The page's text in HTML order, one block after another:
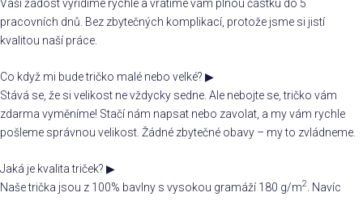
Vaši žádost vyřídíme rychle a vrátíme vám plnou částku do 5
pracovních dnů. Bez zbytečných komplikací, protože jsme si jistí
kvalitou naší práce.
Co když mi bude tričko malé nebo velké? ▶
Stává se, že si velikost ne vždycky sedne. Ale nebojte se, tričko vám
zdarma vyměníme! Stačí nám napsat nebo zavolat, a my vám rychle
pošleme správnou velikost. Žádné zbytečné obavy – my to zvládneme.
Jaká je kvalita triček? ▶
Naše trička jsou z 100% bavlny s vysokou gramáží 180 g/m2
. Navíc